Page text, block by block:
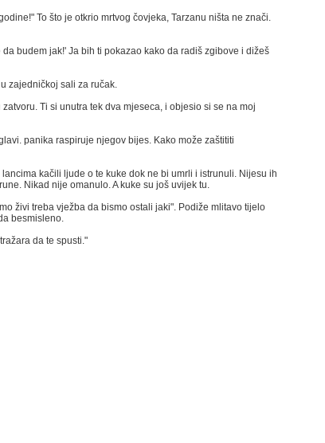
To što je otkrio mrtvog čovjeka, Tarzanu ništa ne znači.
budem jak!' Ja bih ti pokazao kako da radiš zgibove i dižeš
zajedničkoj sali za ručak.
Ti si unutra tek dva mjeseca, i objesio si se na moj
panika raspiruje njegov bijes. Kako može zaštititi
kačili ljude o te kuke dok ne bi umrli i istrunuli. Nijesu ih
Nikad nije omanulo. A kuke su još uvijek tu.
živi treba vježba da bismo ostali jaki". Podiže mlitavo tijelo
besmisleno.
da te spusti."